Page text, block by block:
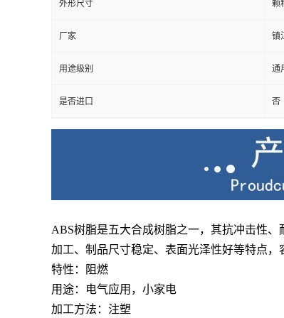
外形尺寸 颗
厂家 镇
用途级别 通
是否进口 否
ABS树脂是五大合成树脂之一，其抗冲击性
加工、制品尺寸稳定、表面光泽性好等特点，
特性：阻燃
用途：电气应用，小家电
加工方法：注塑